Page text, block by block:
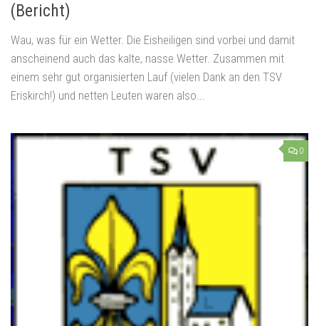
(Bericht)
Wau, was für ein Wetter. Die Eisheiligen sind vorbei und damit
anscheinend auch das kalte, nasse Wetter. Zusammen mit
einem sehr gut organisierten Lauf (vielen Dank an den TSV
Eriskirch!) und netten Leuten waren also...
0